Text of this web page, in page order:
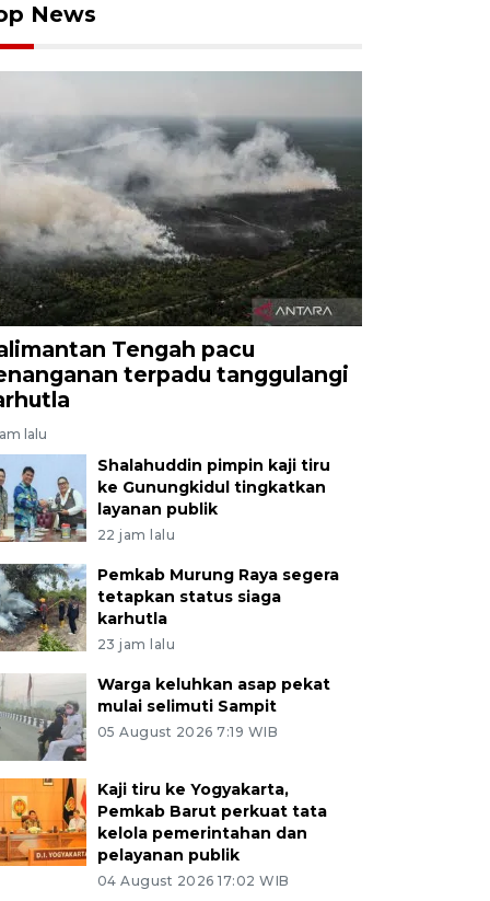
News
Tengah pacu
terpadu tanggulangi
lalu
Shalahuddin pimpin kaji tiru
ke Gunungkidul tingkatkan
layanan publik
22 jam lalu
Pemkab Murung Raya segera
tetapkan status siaga
karhutla
23 jam lalu
Warga keluhkan asap pekat
mulai selimuti Sampit
05 August 2026 7:19 WIB
Kaji tiru ke Yogyakarta,
Pemkab Barut perkuat tata
kelola pemerintahan dan
pelayanan publik
04 August 2026 17:02 WIB